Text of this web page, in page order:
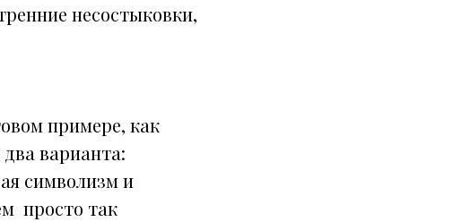
несостыковки,
примере, как
варианта:
символизм и
просто так